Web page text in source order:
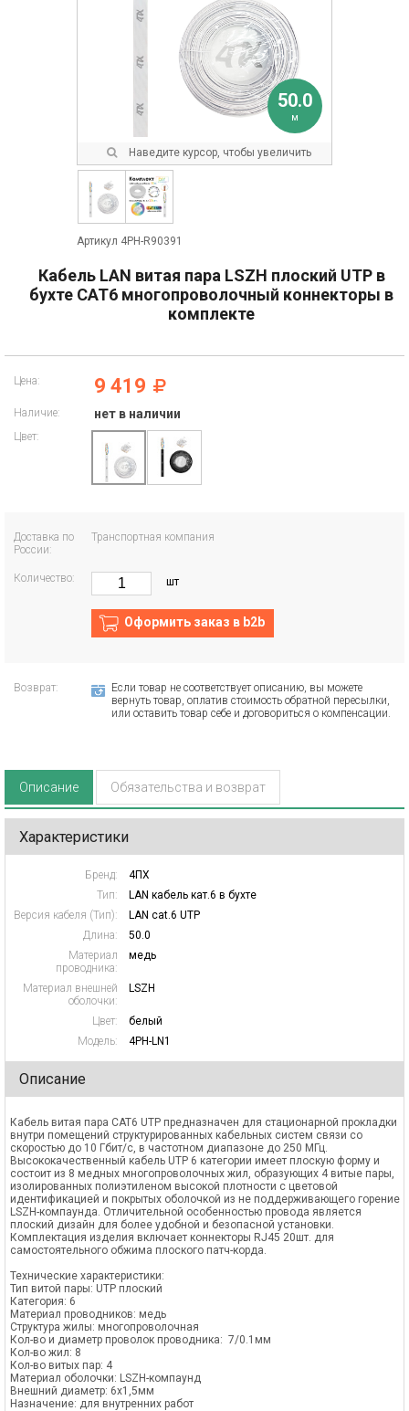
50.0
м
Наведите курсор, чтобы увеличить
Артикул 4PH-R90391
Кабель LAN витая пара LSZH плоский UTP в
бухте CAT6 многопроволочный коннекторы в
комплекте
Цена: 9 419
Наличие: нет в наличии
Цвет:
Доставка по
России:
Транспортная компания
Количество: шт
Оформить заказ в b2b
Возврат:
Если товар не соответствует описанию, вы можете
вернуть товар, оплатив стоимость обратной пересылки,
или оставить товар себе и договориться о компенсации.
Описание Обязательства и возврат
Характеристики
Бренд:
4ПХ
Тип:
LAN кабель кат.6 в бухте
Версия кабеля (Тип):
LAN cat.6 UTP
Длина:
50.0
Материал
проводника:
медь
Материал внешней
оболочки:
LSZH
Цвет:
белый
Модель:
4PH-LN1
Описание
Кабель витая пара CAT6 UTP предназначен для стационарной прокладки
внутри помещений структурированных кабельных систем связи со
скоростью до 10 Гбит/с, в частотном диапазоне до 250 МГц.
Высококачественный кабель UTP 6 категории имеет плоскую форму и
состоит из 8 медных многопроволочных жил, образующих 4 витые пары,
изолированных полиэтиленом высокой плотности с цветовой
идентификацией и покрытых оболочкой из не поддерживающего горение
LSZH-компаунда. Отличительной особенностью провода является
плоский дизайн для более удобной и безопасной установки.
Комплектация изделия включает коннекторы RJ45 20шт. для
самостоятельного обжима плоского патч-корда.
Технические характеристики:
Тип витой пары: UTP плоский
Категория: 6
Материал проводников: медь
Структура жилы: многопроволочная
Кол-во и диаметр проволок проводника: 7/0.1мм
Кол-во жил: 8
Кол-во витых пар: 4
Материал оболочки: LSZH-компаунд
Внешний диаметр: 6х1,5мм
Назначение: для внутренних работ